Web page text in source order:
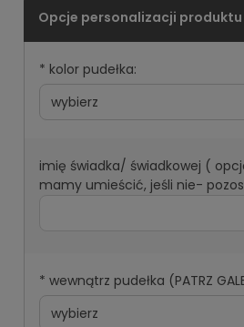
* kolor pudełka:
imię świadka/ świadkowej (
mamy umieścić, jeśli nie-
* wewnątrz pudełka (PATRZ